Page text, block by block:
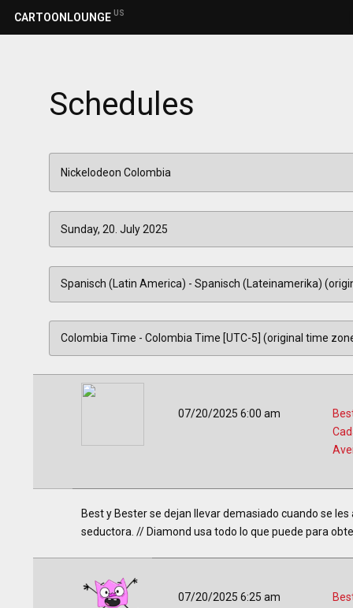
CARTOONLOUNGE US
Schedules
07/20/2025 6:00 am
Best y Bester se dejan llevar demasiado cuando se
seductora. // Diamond usa todo lo que puede para
07/20/2025 6:25 am